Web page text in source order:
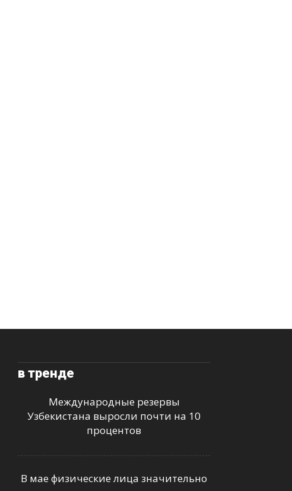
в тренде
Международные резервы
Узбекистана выросли почти на 10
процентов
В мае физические лица значительно